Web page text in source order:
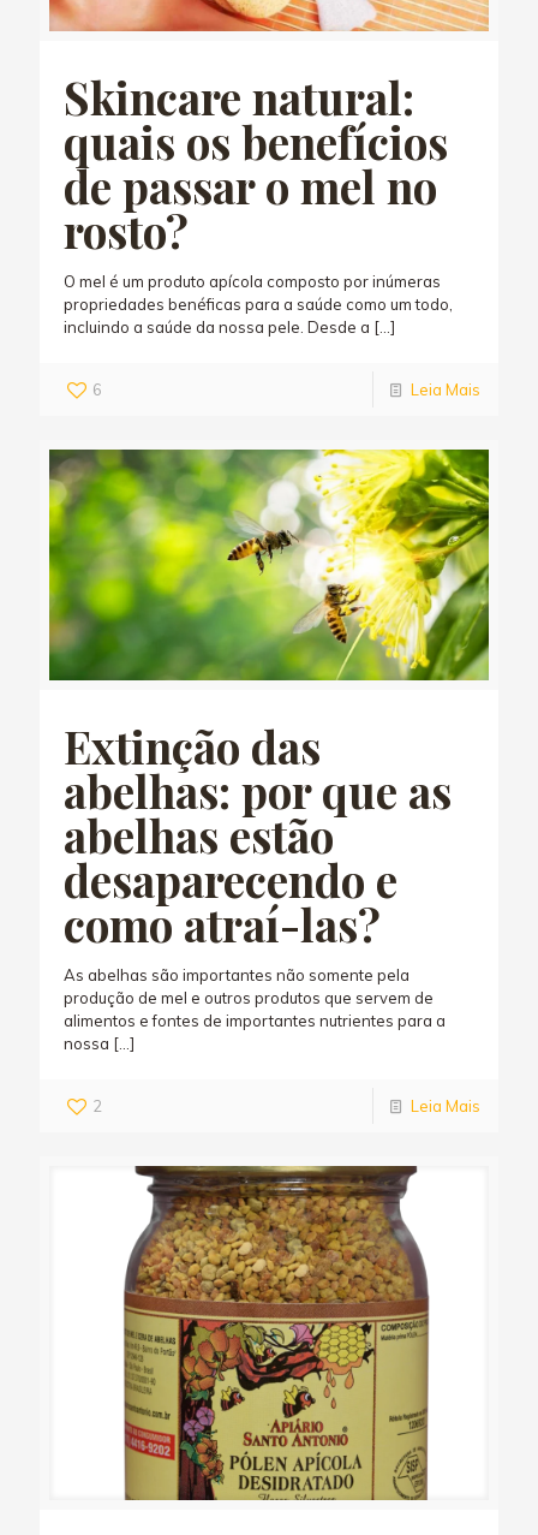
Skincare natural:
quais os benefícios
de passar o mel no
rosto?
O mel é um produto apícola composto por inúmeras
propriedades benéficas para a saúde como um todo,
incluindo a saúde da nossa pele. Desde a […]
6 Leia Mais
Extinção das
abelhas: por que as
abelhas estão
desaparecendo e
como atraí-las?
As abelhas são importantes não somente pela
produção de mel e outros produtos que servem de
alimentos e fontes de importantes nutrientes para a
nossa […]
2 Leia Mais